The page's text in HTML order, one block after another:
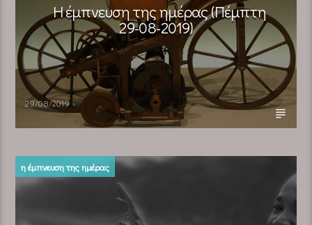
Η έμπνευση της ημέρας (Πέμπτη
29-08-2019)
29/08/2019
η έμπνευση της ημέρας